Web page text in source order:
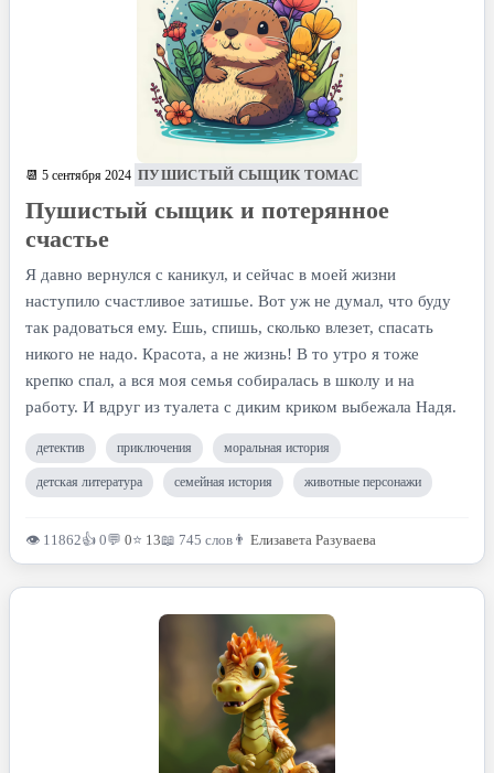
📆 5 сентября 2024 ПУШИСТЫЙ СЫЩИК ТОМАС
Пушистый сыщик и потерянное
счастье
Я давно вернулся с каникул, и сейчас в моей жизни
наступило счастливое затишье. Вот уж не думал, что буду
так радоваться ему. Ешь, спишь, сколько влезет, спасать
никого не надо. Красота, а не жизнь! В то утро я тоже
крепко спал, а вся моя семья собиралась в школу и на
работу. И вдруг из туалета с диким криком выбежала Надя.
детектив приключения моральная история
детская литература семейная история животные персонажи
👁 11862👍 0💬 0⭐ 13📖 745 слов 👨 Елизавета Разуваева